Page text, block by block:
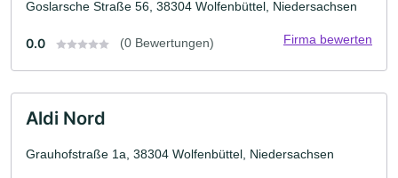
Goslarsche Straße 56, 38304 Wolfenbüttel, Niedersachsen
0.0 (0 Bewertungen) Firma bewerten
Aldi Nord
Grauhofstraße 1a, 38304 Wolfenbüttel, Niedersachsen